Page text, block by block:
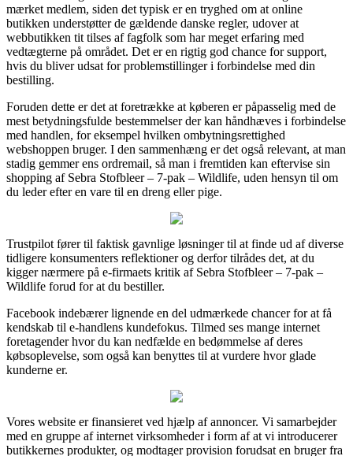
mærket medlem, siden det typisk er en tryghed om at online
butikken understøtter de gældende danske regler, udover at
webbutikken tit tilses af fagfolk som har meget erfaring med
vedtægterne på området. Det er en rigtig god chance for support,
hvis du bliver udsat for problemstillinger i forbindelse med din
bestilling.
Foruden dette er det at foretrække at køberen er påpasselig med de
mest betydningsfulde bestemmelser der kan håndhæves i forbindelse
med handlen, for eksempel hvilken ombytningsrettighed
webshoppen bruger. I den sammenhæng er det også relevant, at man
stadig gemmer ens ordremail, så man i fremtiden kan eftervise sin
shopping af Sebra Stofbleer – 7-pak – Wildlife, uden hensyn til om
du leder efter en vare til en dreng eller pige.
Trustpilot fører til faktisk gavnlige løsninger til at finde ud af diverse
tidligere konsumenters reflektioner og derfor tilrådes det, at du
kigger nærmere på e-firmaets kritik af Sebra Stofbleer – 7-pak –
Wildlife forud for at du bestiller.
Facebook indebærer lignende en del udmærkede chancer for at få
kendskab til e-handlens kundefokus. Tilmed ses mange internet
foretagender hvor du kan nedfælde en bedømmelse af deres
købsoplevelse, som også kan benyttes til at vurdere hvor glade
kunderne er.
Vores website er finansieret ved hjælp af annoncer. Vi samarbejder
med en gruppe af internet virksomheder i form af at vi introducerer
butikkernes produkter, og modtager provision forudsat en bruger fra